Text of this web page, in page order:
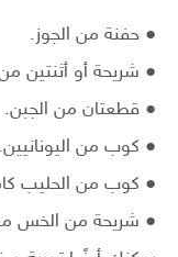
● حفنة من الجوز.
● شريحة أو أثنتين
● قطعتان من الجبن.
● كوب من اليونانيين.
● كوب من الحليب
● شريحة من الخس